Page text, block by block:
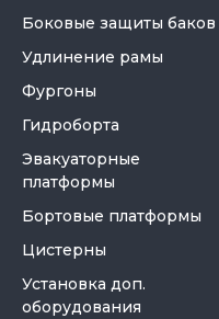
Боковые защиты баков
Удлинение рамы
Фургоны
Гидроборта
Эвакуаторные
платформы
Бортовые платформы
Цистерны
Установка доп.
оборудования